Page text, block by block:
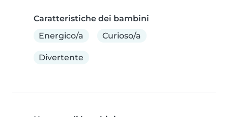
Caratteristiche dei bambini
Energico/a
Curioso/a
Divertente